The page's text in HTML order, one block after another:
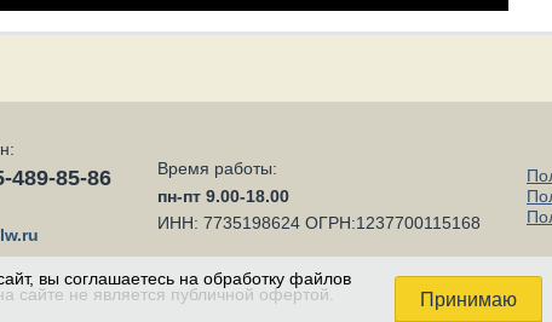
вы соглашаетесь на обработку файлов
489-85-86
Время работы:
пн-пт 9.00-18.00
ИНН: 7735198624 ОГРН:1237700115168
сайте не является публичной офертой.